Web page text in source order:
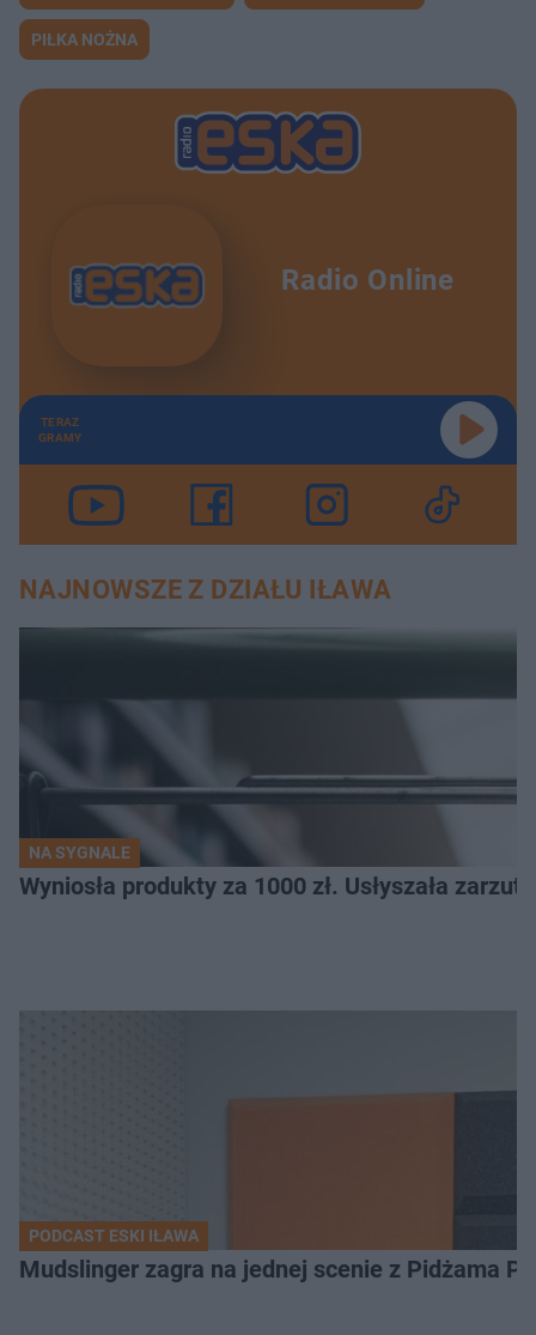
PIŁKA NOŻNA
Radio Online
TERAZ
GRAMY
NAJNOWSZE Z DZIAŁU IŁAWA
NA SYGNALE
Wyniosła produkty za 1000 zł. Usłyszała zarzuty
PODCAST ESKI IŁAWA
Mudslinger zagra na jednej scenie z Pidżama